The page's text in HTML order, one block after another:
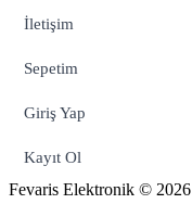
İletişim
Sepetim
Giriş Yap
Kayıt Ol
Fevaris Elektronik © 2026